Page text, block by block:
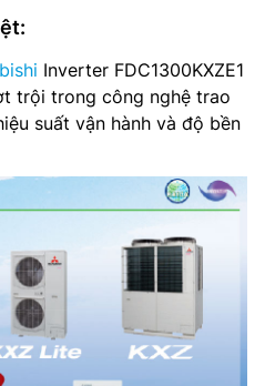
Inverter FDC1300KXZE1
trội trong công nghệ trao
suất vận hành và độ bền